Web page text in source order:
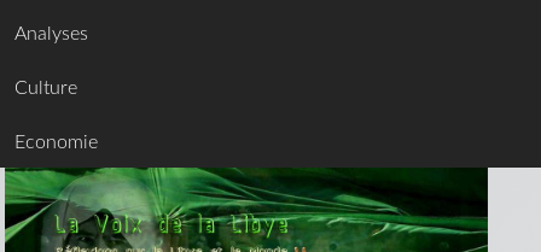
Analyses
Culture
Economie